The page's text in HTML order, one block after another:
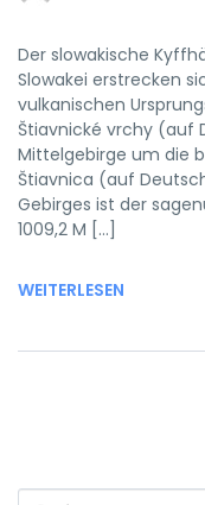
Der slowakische
Slowakei erstrecken
vulkanischen
Štiavnické vrchy (auf
Mittelgebirge um die
Štiavnica (auf
Gebirges ist der
1009,2 M […]
WEITERLESEN